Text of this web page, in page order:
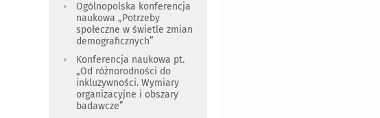
Ogólnopolska konferencja
naukowa „Potrzeby
społeczne w świetle zmian
demograficznych”
Konferencja naukowa pt.
„Od różnorodności do
inkluzywności. Wymiary
organizacyjne i obszary
badawcze”